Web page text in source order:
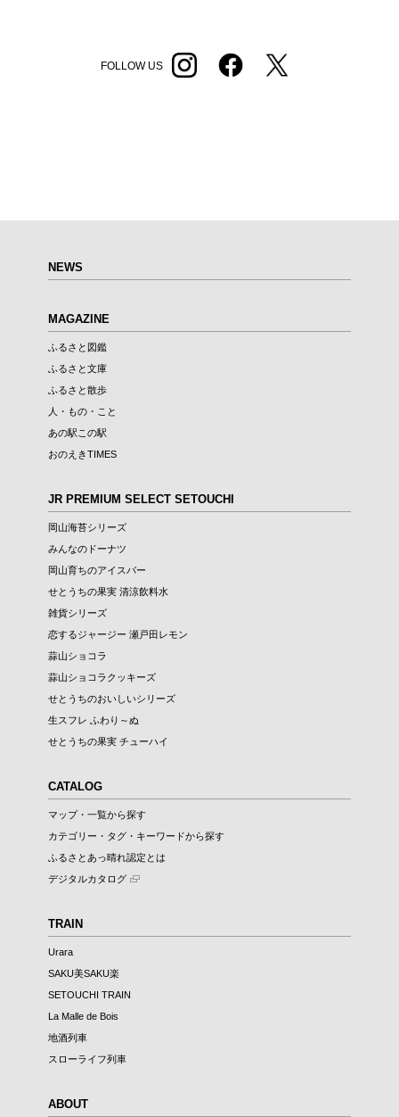
FOLLOW US
NEWS
MAGAZINE
ふるさと図鑑
ふるさと文庫
ふるさと散歩
人・もの・こと
あの駅この駅
おのえきTIMES
JR PREMIUM SELECT SETOUCHI
岡山海苔シリーズ
みんなのドーナツ
岡山育ちのアイスバー
せとうちの果実 清涼飲料水
雑貨シリーズ
恋するジャージー 瀬戸田レモン
蒜山ショコラ
蒜山ショコラクッキーズ
せとうちのおいしいシリーズ
生スフレ ふわり～ぬ
せとうちの果実 チューハイ
CATALOG
マップ・一覧から探す
カテゴリー・タグ・キーワードから探す
ふるさとあっ晴れ認定とは
デジタルカタログ
TRAIN
Urara
SAKU美SAKU楽
SETOUCHI TRAIN
La Malle de Bois
地酒列車
スローライフ列車
ABOUT